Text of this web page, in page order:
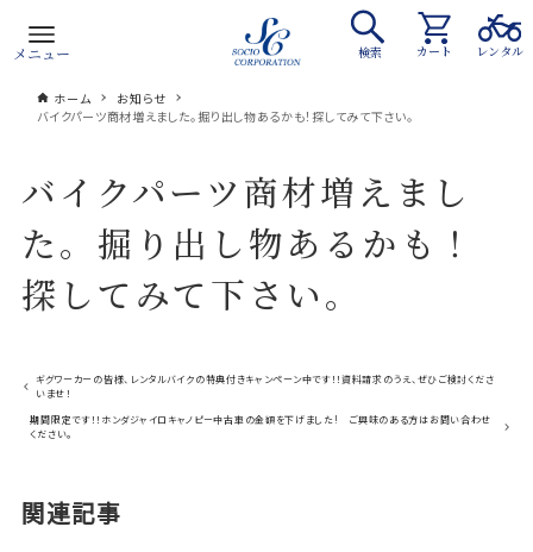
メニュー 検索 カート レンタル
ホーム
お知らせ
バイクパーツ商材増えました。掘り出し物あるかも！探してみて下さい。
バイクパーツ商材増えまし
た。掘り出し物あるかも！
探してみて下さい。
ギグワーカーの皆様、レンタルバイクの特典付きキャンペーン中です！！資料請求のうえ、ぜひご検討くださ
いませ！
期間限定です！！ホンダジャイロキャノピー中古車の金額を下げました! ご興味のある方はお問い合わせ
ください。
関連記事